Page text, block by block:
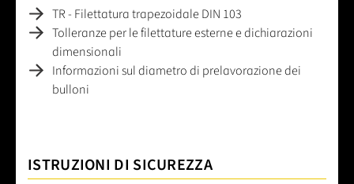
TR - Filettatura trapezoidale DIN 103
Tolleranze per le filettature esterne e dichiarazioni
dimensionali
Informazioni sul diametro di prelavorazione dei
bulloni
ISTRUZIONI DI SICUREZZA